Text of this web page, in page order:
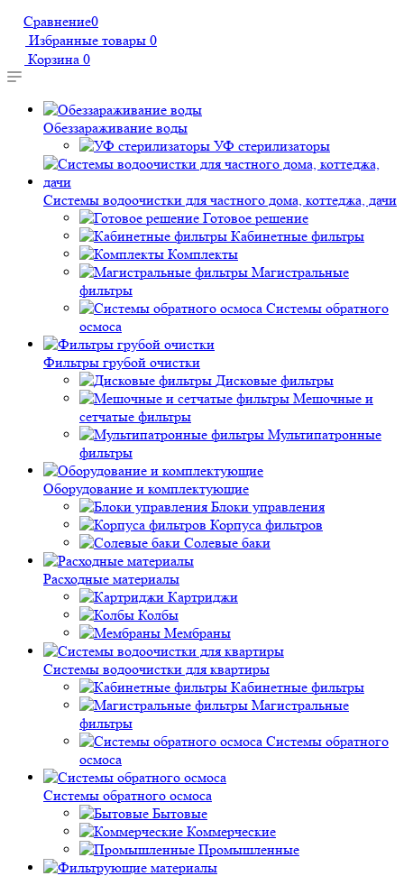
Сравнение0
Избранные товары 0
Корзина 0
Обеззараживание воды
УФ стерилизаторы
Системы водоочистки для частного дома, коттеджа, дачи
Готовое решение
Кабинетные фильтры
Комплекты
Магистральные
фильтры
Системы обратного
осмоса
Фильтры грубой очистки
Дисковые фильтры
Мешочные и
сетчатые фильтры
Мультипатронные
фильтры
Оборудование и комплектующие
Блоки управления
Корпуса фильтров
Солевые баки
Расходные материалы
Картриджи
Колбы
Мембраны
Системы водоочистки для квартиры
Кабинетные фильтры
Магистральные
фильтры
Системы обратного
осмоса
Системы обратного осмоса
Бытовые
Коммерческие
Промышленные